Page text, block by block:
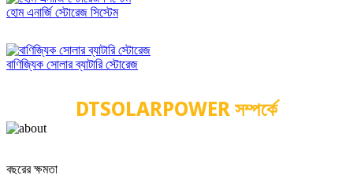
হোম এনার্জি স্টোরেজ সিস্টেম
বাণিজ্যিক সোলার ব্যাটারি স্টোরেজ
DTSOLARPOWER সম্পর্কে
বছরের ক্ষমতা